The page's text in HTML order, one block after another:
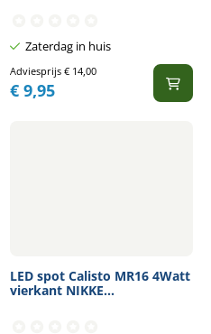
Zaterdag in huis
Adviesprijs €14,00
€9,95
LED spot Calisto MR16 4Watt
vierkant NIKKE...